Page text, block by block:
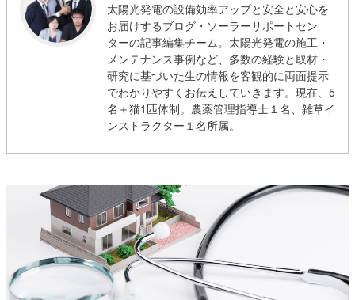
太陽光発電の設備効率アップと安全と安心を
お届けするブログ・ソーラーサポートセン
ターの記事編集チーム。太陽光発電の施工・
メンテナンス事例など、多数の経験と取材・
研究に基づいた生の情報を客観的に両面提示
でわかりやすくお伝えしていきます。現在、5
名＋猫1匹体制。農薬管理指導士１名、雑草イ
ンストラクター１名所属。